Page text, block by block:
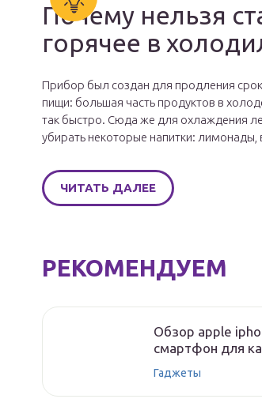
Почему нельзя
горячее в
Прибор был создан для продления
пищи: большая часть продуктов в
так быстро. Сюда же для охлаждения
убирать некоторые напитки: лимонады,
ЧИТАТЬ ДАЛЕЕ
РЕКОМЕНДУЕМ
Обзор apple
смартфон для
Гаджеты